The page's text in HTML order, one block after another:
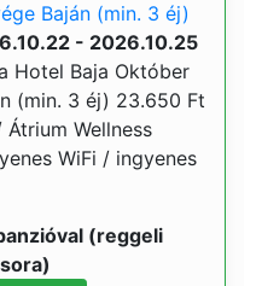
Baján (min. 3 éj)
- 2026.10.25
Hotel Baja Október
(min. 3 éj) 23.650 Ft
Wellness
WiFi / ingyenes
(reggeli